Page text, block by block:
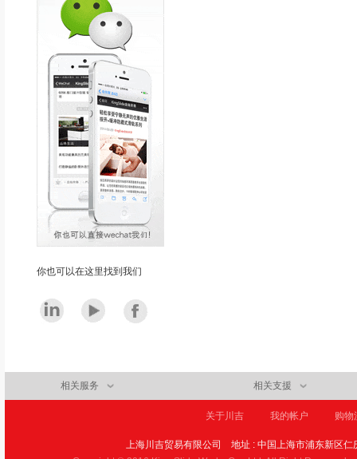
你也可以在这里找到我们
相关服务 相关支援
关于川吉 我的帐户 购物
上海川吉贸易有限公司
地址 : 中国上海市浦东新区